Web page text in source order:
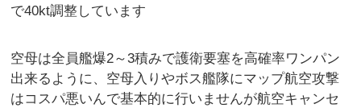
で40kt調整しています
空母は全員艦爆2～3積みで護衛要塞を高確率ワンパン
出来るように、空母入りやボス艦隊にマップ航空攻撃
はコスパ悪いんで基本的に行いませんが航空キャンセ